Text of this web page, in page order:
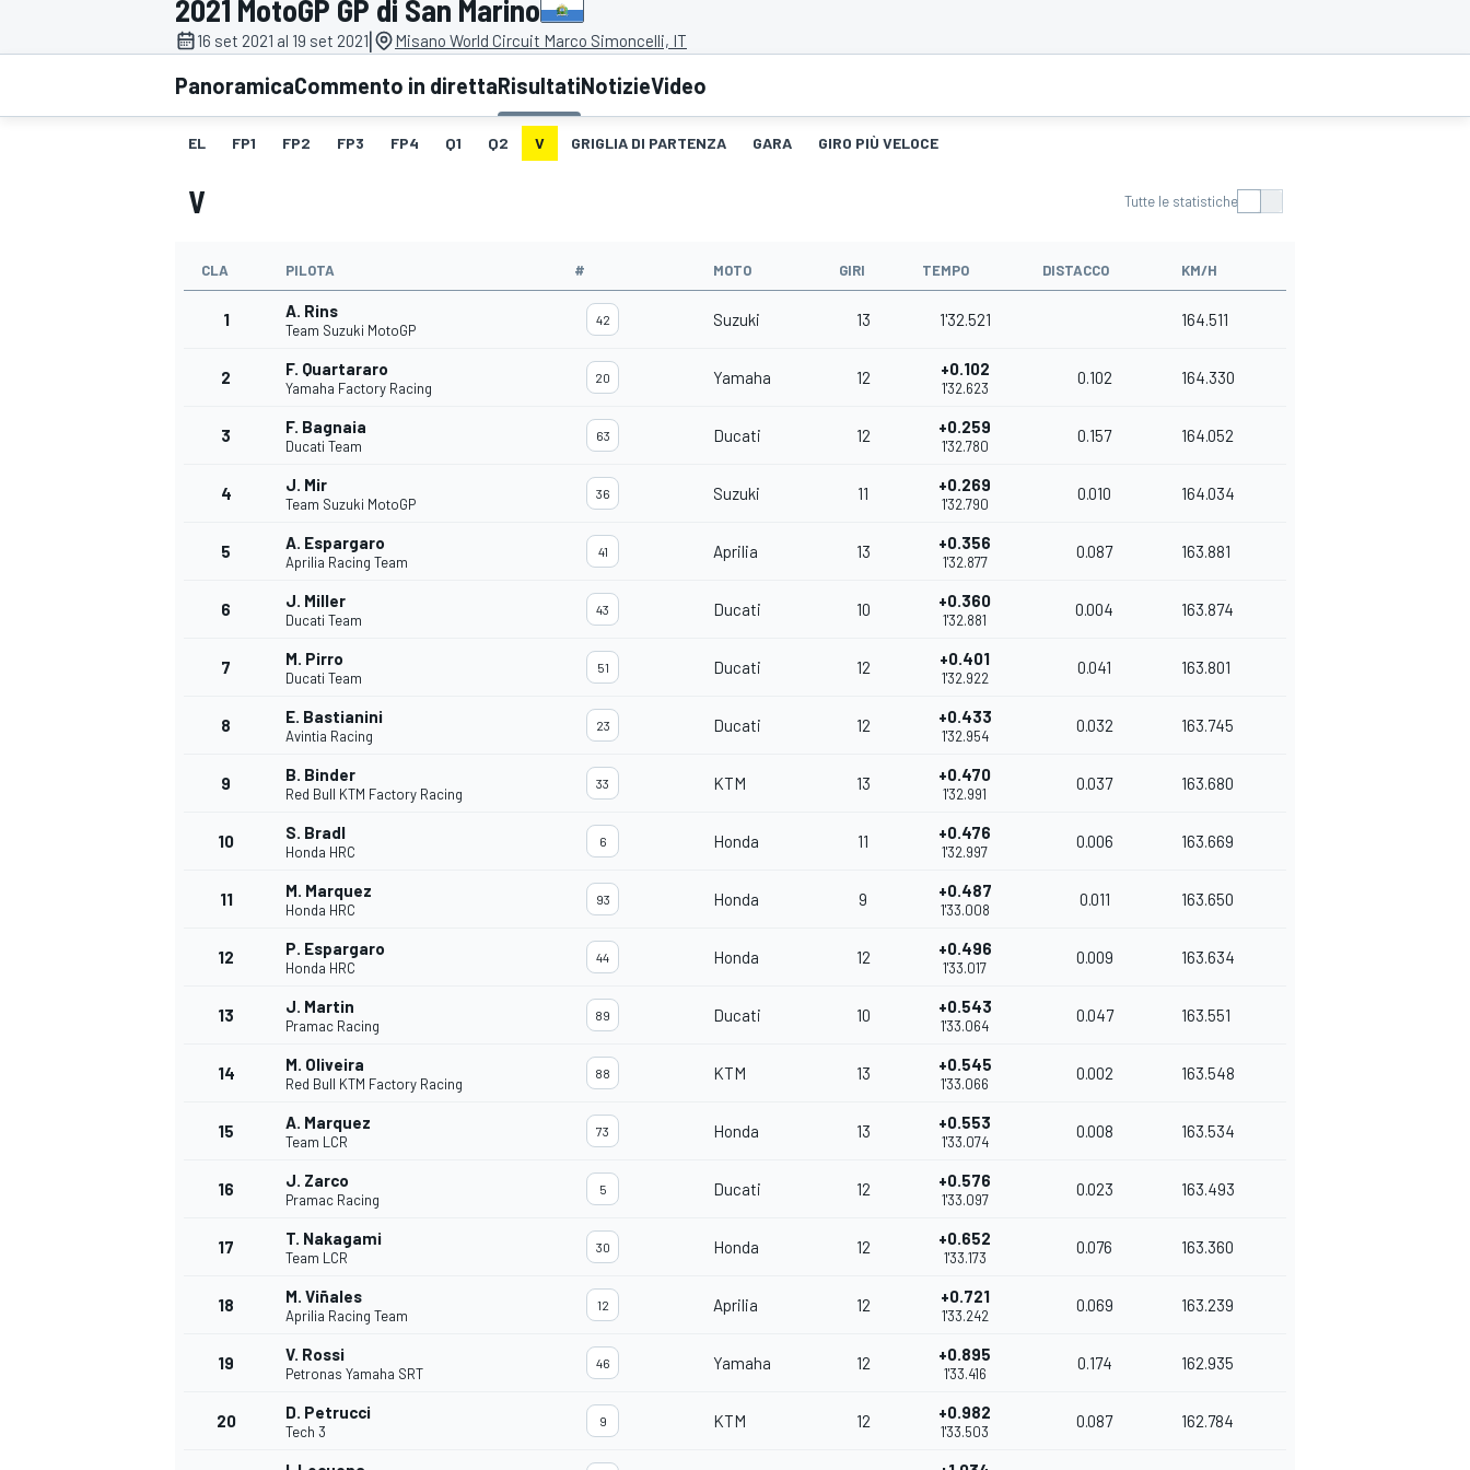
MOTOGP WEC
WRC
MONOPOSTO
2021 MotoGP GP di San Marino
16 set 2021 al 19 set 2021| Misano World Circuit Marco Simoncelli, IT
PanoramicaCommento in direttaRisultatiNotizieVideo
EL FP1 FP2 FP3 FP4 Q1 Q2 V GRIGLIA DI PARTENZA GARA GIRO PIÙ VELOCE
V Tutte le statistiche
CLA PILOTA # MOTO GIRI TEMPO DISTACCO KM/H
1 A. Rins
Team Suzuki MotoGP
42 Suzuki 13 1'32.521 164.511
2 F. Quartararo
Yamaha Factory Racing
20 Yamaha 12 +0.102
1'32.623
0.102 164.330
3 F. Bagnaia
Ducati Team
63 Ducati 12 +0.259
1'32.780
0.157 164.052
4 J. Mir
Team Suzuki MotoGP
36 Suzuki 11 +0.269
1'32.790
0.010 164.034
5 A. Espargaro
Aprilia Racing Team
41 Aprilia 13 +0.356
1'32.877
0.087 163.881
6 J. Miller
Ducati Team
43 Ducati 10 +0.360
1'32.881
0.004 163.874
7 M. Pirro
Ducati Team
51 Ducati 12 +0.401
1'32.922
0.041 163.801
8 E. Bastianini
Avintia Racing
23 Ducati 12 +0.433
1'32.954
0.032 163.745
9 B. Binder
Red Bull KTM Factory Racing
33 KTM 13 +0.470
1'32.991
0.037 163.680
10 S. Bradl
Honda HRC
6 Honda 11 +0.476
1'32.997
0.006 163.669
11 M. Marquez
Honda HRC
93 Honda 9 +0.487
1'33.008
0.011 163.650
12 P. Espargaro
Honda HRC
44 Honda 12 +0.496
1'33.017
0.009 163.634
13 J. Martin
Pramac Racing
89 Ducati 10 +0.543
1'33.064
0.047 163.551
14 M. Oliveira
Red Bull KTM Factory Racing
88 KTM 13 +0.545
1'33.066
0.002 163.548
15 A. Marquez
Team LCR
73 Honda 13 +0.553
1'33.074
0.008 163.534
16 J. Zarco
Pramac Racing
5 Ducati 12 +0.576
1'33.097
0.023 163.493
17 T. Nakagami
Team LCR
30 Honda 12 +0.652
1'33.173
0.076 163.360
18 M. Viñales
Aprilia Racing Team
12 Aprilia 12 +0.721
1'33.242
0.069 163.239
19 V. Rossi
Petronas Yamaha SRT
46 Yamaha 12 +0.895
1'33.416
0.174 162.935
20 D. Petrucci
Tech 3
9 KTM 12 +0.982
1'33.503
0.087 162.784